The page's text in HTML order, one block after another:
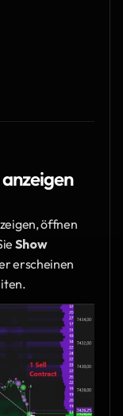
öffnen
Show
erscheinen